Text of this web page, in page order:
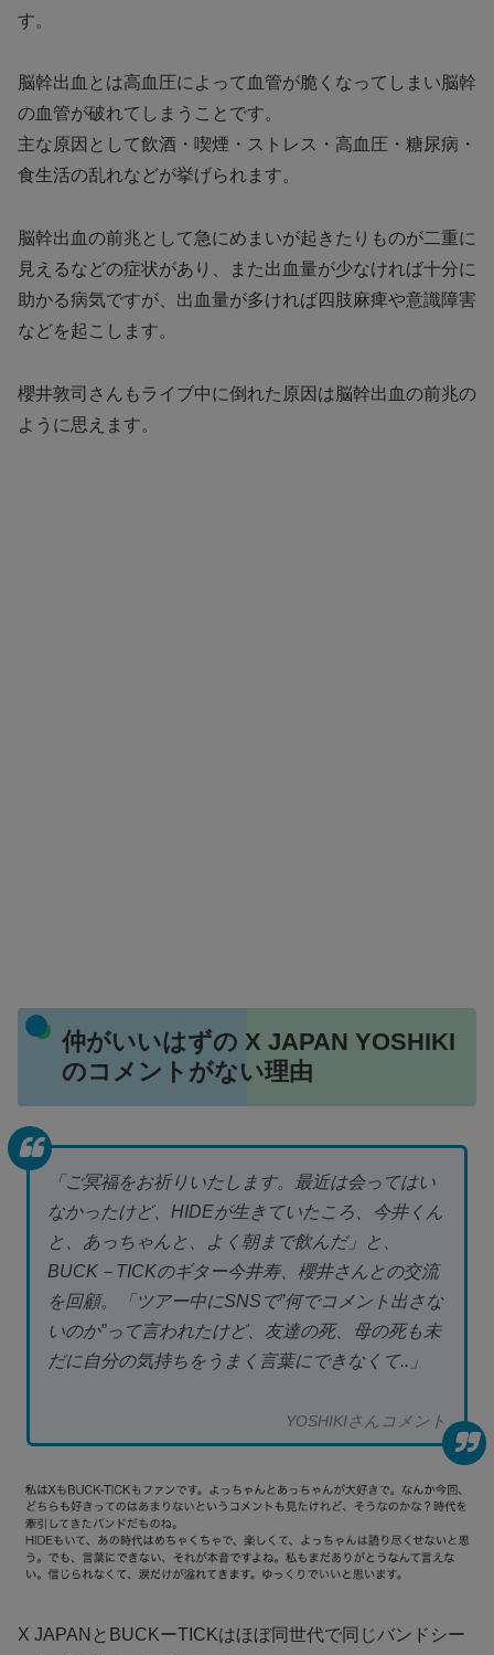
す。
脳幹出血とは高血圧によって血管が脆くなってしまい脳幹
の血管が破れてしまうことです。
主な原因として飲酒・喫煙・ストレス・高血圧・糖尿病・
食生活の乱れなどが挙げられます。
脳幹出血の前兆として急にめまいが起きたりものが二重に
見えるなどの症状があり、また出血量が少なければ十分に
助かる病気ですが、出血量が多ければ四肢麻痺や意識障害
などを起こします。
櫻井敦司さんもライブ中に倒れた原因は脳幹出血の前兆の
ように思えます。
仲がいいはずの X JAPAN YOSHIKI
のコメントがない理由
「ご冥福をお祈りいたします。最近は会ってはい
なかったけど、HIDEが生きていたころ、今井くん
と、あっちゃんと、よく朝まで飲んだ」と、
BUCK－TICKのギター今井寿、櫻井さんとの交流
を回顧。「ツアー中にSNSで”何でコメント出さな
いのか”って言われたけど、友達の死、母の死も未
だに自分の気持ちをうまく言葉にできなくて..」
YOSHIKIさんコメント
X JAPANとBUCKーTICKはほぼ同世代で同じバンドシー